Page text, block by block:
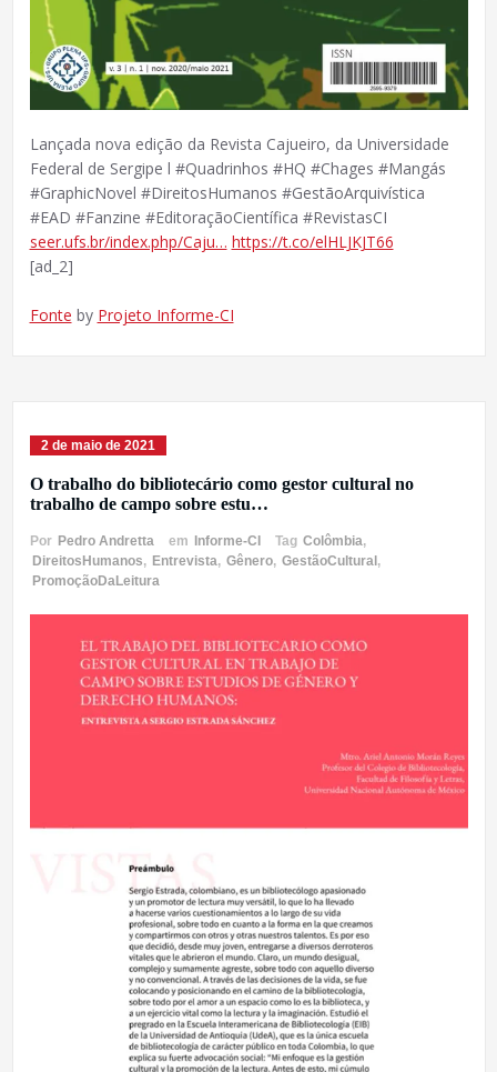
Lançada nova edição da Revista Cajueiro, da Universidade
Federal de Sergipe l #Quadrinhos #HQ #Chages #Mangás
#GraphicNovel #DireitosHumanos #GestãoArquivística
#EAD #Fanzine #EditoraçãoCientífica #RevistasCI
seer.ufs.br/index.php/Caju… https://t.co/elHLJKJT66
[ad_2]
Fonte by Projeto Informe-CI
2 de maio de 2021
O trabalho do bibliotecário como gestor cultural no
trabalho de campo sobre estu…
Por Pedro Andretta em Informe-CI Tag Colômbia,
DireitosHumanos, Entrevista, Gênero, GestãoCultural ,
PromoçãoDaLeitura